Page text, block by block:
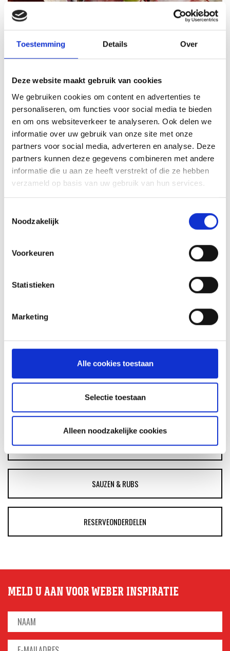
Toestemming Details Over
Deze website maakt gebruik van cookies
We gebruiken cookies om content en advertenties te
personaliseren, om functies voor social media te bieden
en om ons websiteverkeer te analyseren. Ook delen we
informatie over uw gebruik van onze site met onze
partners voor social media, adverteren en analyse. Deze
partners kunnen deze gegevens combineren met andere
informatie die u aan ze heeft verstrekt of die ze hebben
verzameld op basis van uw gebruik van hun services.
Noodzakelijk
Voorkeuren
Statistieken
Marketing
Alle cookies toestaan
Selectie toestaan
Alleen noodzakelijke cookies
VITELLO TONNATO VAN DE
SEARWOOD
RECEPT
ASSORTIMENT
ACCESSOIRES
SAUZEN & RUBS
RESERVEONDERDELEN
MELD U AAN VOOR WEBER INSPIRATIE